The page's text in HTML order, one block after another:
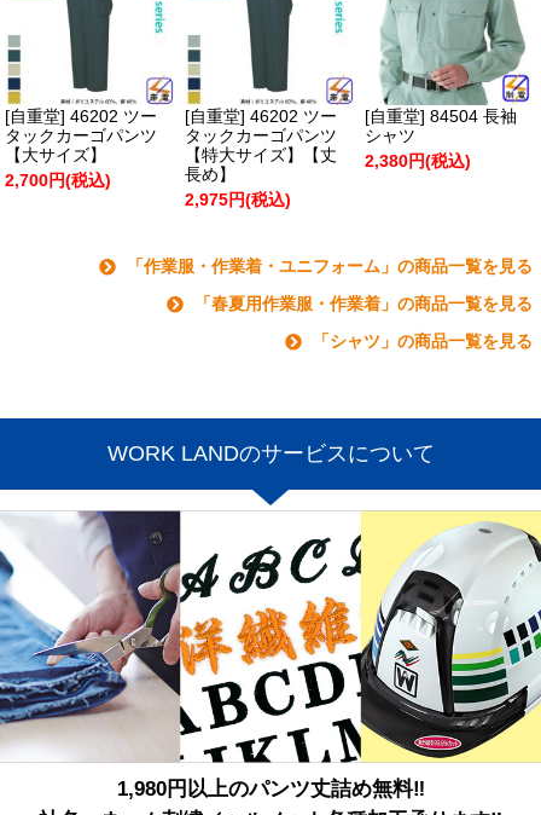
[自重堂] 46202 ツー
タックカーゴパンツ
【大サイズ】
2,700円(税込)
[自重堂] 46202 ツー
タックカーゴパンツ
【特大サイズ】【丈
長め】
2,975円(税込)
[自重堂] 84504 長袖
シャツ
2,380円(税込)
「作業服・作業着・ユニフォーム」の商品一覧を見る
「春夏用作業服・作業着」の商品一覧を見る
「シャツ」の商品一覧を見る
WORK LANDのサービスについて
1,980円以上のパンツ丈詰め無料‼